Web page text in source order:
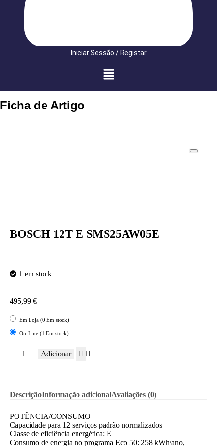
Iniciar Sessão / Registar
Ficha de Artigo
BOSCH 12T E SMS25AW05E
1 em stock
495,99 €
Em Loja (0 Em stock)
On-Line (1 Em stock)
Adicionar
DescriçãoInformação adicionalAvaliações (0)
POTÊNCIA/CONSUMO
Capacidade para 12 serviços padrão normalizados
Classe de eficiência energética: E
Consumo de energia no programa Eco 50: 258 kWh/ano,